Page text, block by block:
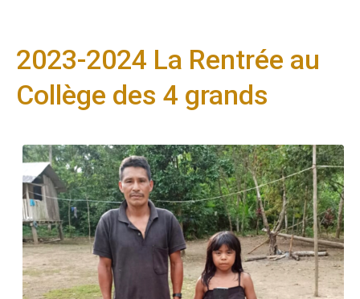
2023-2024 La Rentrée au
Collège des 4 grands